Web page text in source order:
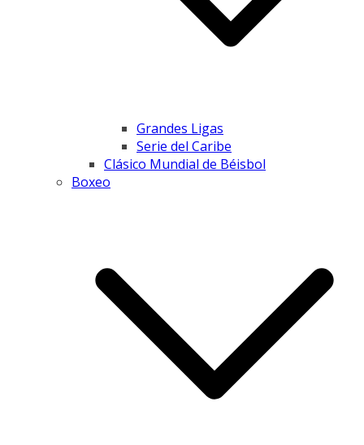
Grandes Ligas
Serie del Caribe
Clásico Mundial de Béisbol
Boxeo